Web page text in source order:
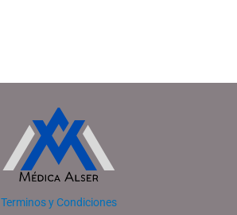
Terminos y Condiciones